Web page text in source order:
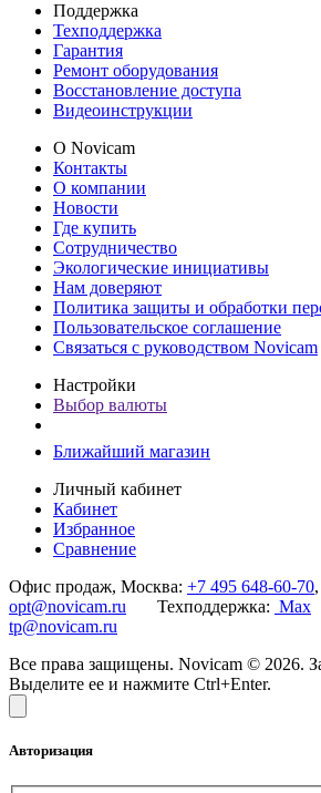
Поддержка
Техподдержка
Гарантия
Ремонт оборудования
Восстановление доступа
Видеоинструкции
О Novicam
Контакты
О компании
Новости
Где купить
Сотрудничество
Экологические инициативы
Нам доверяют
Политика защиты и обработки
Пользовательское соглашение
Связаться с руководством Novicam
Настройки
Выбор валюты
Ближайший магазин
Личный кабинет
Кабинет
Избранное
Сравнение
Офис продаж, Москва: +7 495 648-60-70,
opt@novicam.ru Техподдержка: Max
tp@novicam.ru
Все права защищены. Novicam © 2026.
Выделите ее и нажмите Ctrl+Enter.
Авторизация